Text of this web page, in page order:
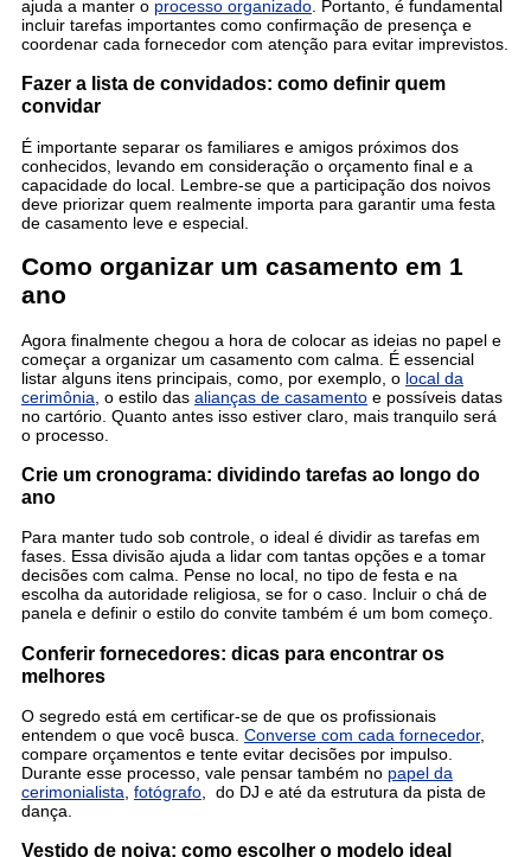
ajuda a manter o processo organizado . Portanto, é fundamental
incluir tarefas importantes como confirmação de presença e
coordenar cada fornecedor com atenção para evitar imprevistos.
Fazer a lista de convidados: como definir quem
convidar
É importante separar os familiares e amigos próximos dos
conhecidos, levando em consideração o orçamento final e a
capacidade do local. Lembre-se que a participação dos noivos
deve priorizar quem realmente importa para garantir uma festa
de casamento leve e especial.
Como organizar um casamento em 1
ano
Agora finalmente chegou a hora de colocar as ideias no papel e
começar a organizar um casamento com calma. É essencial
listar alguns itens principais, como, por exemplo, o local da
cerimônia , o estilo das alianças de casamento e possíveis datas
no cartório. Quanto antes isso estiver claro, mais tranquilo será
o processo.
Crie um cronograma: dividindo tarefas ao longo do
ano
Para manter tudo sob controle, o ideal é dividir as tarefas em
fases. Essa divisão ajuda a lidar com tantas opções e a tomar
decisões com calma. Pense no local, no tipo de festa e na
escolha da autoridade religiosa, se for o caso. Incluir o chá de
panela e definir o estilo do convite também é um bom começo.
Conferir fornecedores: dicas para encontrar os
melhores
O segredo está em certificar-se de que os profissionais
entendem o que você busca. Converse com cada fornecedor,
compare orçamentos e tente evitar decisões por impulso.
Durante esse processo, vale pensar também no papel da
cerimonialista fotógrafo , do DJ e até da estrutura da pista de
dança.
Vestido de noiva: como escolher o modelo ideal